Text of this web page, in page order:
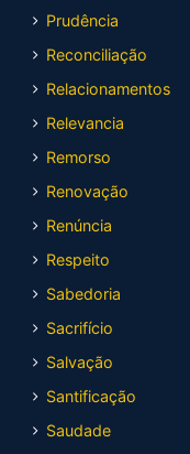
Prudência
Reconciliação
Relacionamentos
Relevancia
Remorso
Renovação
Renúncia
Respeito
Sabedoria
Sacrifício
Salvação
Santificação
Saudade